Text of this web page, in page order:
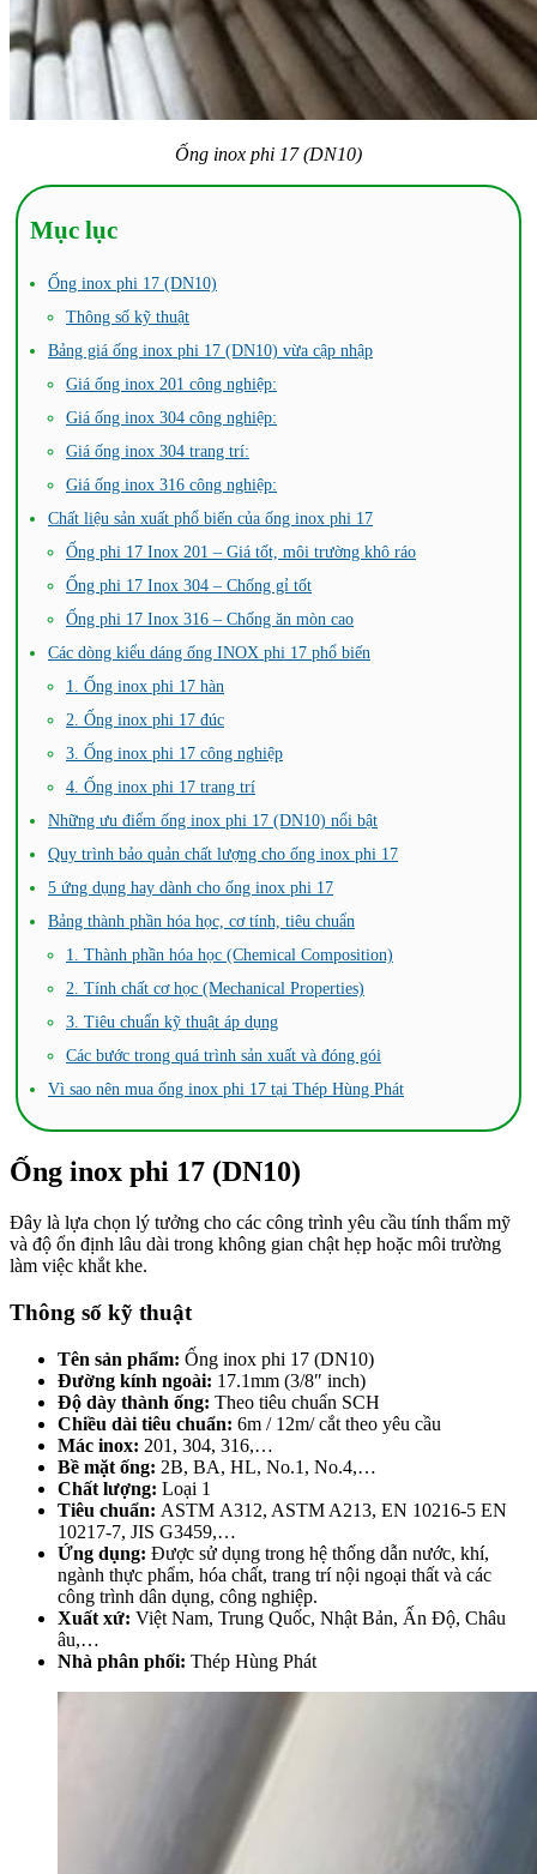
Ống inox phi 17 (DN10)
Mục lục
Ống inox phi 17 (DN10)
Thông số kỹ thuật
Bảng giá ống inox phi 17 (DN10) vừa cập nhập
Giá ống inox 201 công nghiệp:
Giá ống inox 304 công nghiệp:
Giá ống inox 304 trang trí:
Giá ống inox 316 công nghiệp:
Chất liệu sản xuất phổ biến của ống inox phi 17
Ống phi 17 Inox 201 – Giá tốt, môi trường khô ráo
Ống phi 17 Inox 304 – Chống gỉ tốt
Ống phi 17 Inox 316 – Chống ăn mòn cao
Các dòng kiểu dáng ống INOX phi 17 phổ biến
1. Ống inox phi 17 hàn
2. Ống inox phi 17 đúc
3. Ống inox phi 17 công nghiệp
4. Ống inox phi 17 trang trí
Những ưu điểm ống inox phi 17 (DN10) nổi bật
Quy trình bảo quản chất lượng cho ống inox phi 17
5 ứng dụng hay dành cho ống inox phi 17
Bảng thành phần hóa học, cơ tính, tiêu chuẩn
1. Thành phần hóa học (Chemical Composition)
2. Tính chất cơ học (Mechanical Properties)
3. Tiêu chuẩn kỹ thuật áp dụng
Các bước trong quá trình sản xuất và đóng gói
Vì sao nên mua ống inox phi 17 tại Thép Hùng Phát
Ống inox phi 17 (DN10)
Đây là lựa chọn lý tưởng cho các công trình yêu cầu tính thẩm mỹ
và độ ổn định lâu dài trong không gian chật hẹp hoặc môi trường
làm việc khắt khe.
Thông số kỹ thuật
Tên sản phẩm: Ống inox phi 17 (DN10)
Đường kính ngoài: 17.1mm (3/8″ inch)
Độ dày thành ống: Theo tiêu chuẩn SCH
Chiều dài tiêu chuẩn: 6m / 12m/ cắt theo yêu cầu
Mác inox: 201, 304, 316,…
Bề mặt ống: 2B, BA, HL, No.1, No.4,…
Chất lượng: Loại 1
Tiêu chuẩn: ASTM A312, ASTM A213, EN 10216-5 EN
10217-7, JIS G3459,…
Ứng dụng: Được sử dụng trong hệ thống dẫn nước, khí,
ngành thực phẩm, hóa chất, trang trí nội ngoại thất và các
công trình dân dụng, công nghiệp.
Xuất xứ: Việt Nam, Trung Quốc, Nhật Bản, Ấn Độ, Châu
âu,…
Nhà phân phối: Thép Hùng Phát